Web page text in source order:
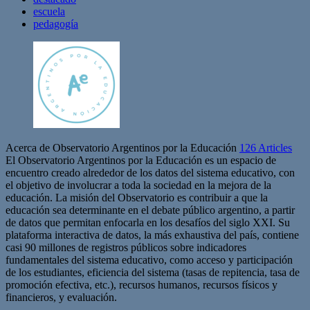
escuela
pedagogía
Acerca de Observatorio Argentinos por la Educación 126 Articles
El Observatorio Argentinos por la Educación es un espacio de
encuentro creado alrededor de los datos del sistema educativo, con
el objetivo de involucrar a toda la sociedad en la mejora de la
educación. La misión del Observatorio es contribuir a que la
educación sea determinante en el debate público argentino, a partir
de datos que permitan enfocarla en los desafíos del siglo XXI. Su
plataforma interactiva de datos, la más exhaustiva del país, contiene
casi 90 millones de registros públicos sobre indicadores
fundamentales del sistema educativo, como acceso y participación
de los estudiantes, eficiencia del sistema (tasas de repitencia, tasa de
promoción efectiva, etc.), recursos humanos, recursos físicos y
financieros, y evaluación.